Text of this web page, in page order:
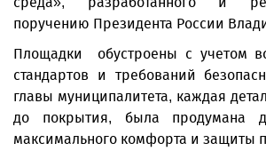
поручению Президента России
Площадки обустроены с учетом
стандартов и требований
главы муниципалитета, каждая
до покрытия, была продумана
максимального комфорта и защиты